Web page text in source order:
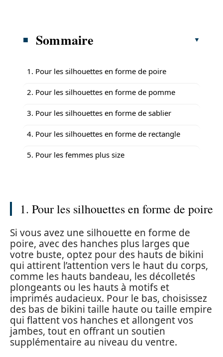
Sommaire
1. Pour les silhouettes en forme de poire
2. Pour les silhouettes en forme de pomme
3. Pour les silhouettes en forme de sablier
4. Pour les silhouettes en forme de rectangle
5. Pour les femmes plus size
1. Pour les silhouettes en forme de poire
Si vous avez une silhouette en forme de
poire, avec des hanches plus larges que
votre buste, optez pour des hauts de bikini
qui attirent l’attention vers le haut du corps,
comme les hauts bandeau, les décolletés
plongeants ou les hauts à motifs et
imprimés audacieux. Pour le bas, choisissez
des bas de bikini taille haute ou taille empire
qui flattent vos hanches et allongent vos
jambes, tout en offrant un soutien
supplémentaire au niveau du ventre.